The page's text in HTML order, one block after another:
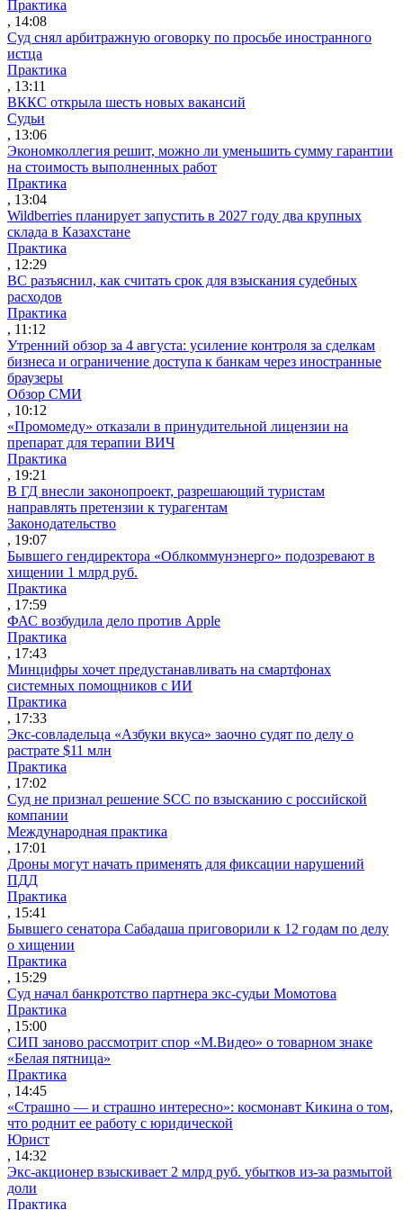
Практика
, 14:08
Суд снял арбитражную оговорку по просьбе иностранного
истца
Практика
, 13:11
ВККС открыла шесть новых вакансий
Судьи
, 13:06
Экономколлегия решит, можно ли уменьшить сумму гарантии
на стоимость выполненных работ
Практика
, 13:04
Wildberries планирует запустить в 2027 году два крупных
склада в Казахстане
Практика
, 12:29
ВС разъяснил, как считать срок для взыскания судебных
расходов
Практика
, 11:12
Утренний обзор за 4 августа: усиление контроля за сделкам
бизнеса и ограничение доступа к банкам через иностранные
браузеры
Обзор СМИ
, 10:12
«Промомеду» отказали в принудительной лицензии на
препарат для терапии ВИЧ
Практика
, 19:21
В ГД внесли законопроект, разрешающий туристам
направлять претензии к турагентам
Законодательство
, 19:07
Бывшего гендиректора «Облкоммунэнерго» подозревают в
хищении 1 млрд руб.
Практика
, 17:59
ФАС возбудила дело против Apple
Практика
, 17:43
Минцифры хочет предустанавливать на смартфонах
системных помощников с ИИ
Практика
, 17:33
Экс-совладельца «Азбуки вкуса» заочно судят по делу о
растрате $11 млн
Практика
, 17:02
Суд не признал решение SCC по взысканию с российской
компании
Международная практика
, 17:01
Дроны могут начать применять для фиксации нарушений
ПДД
Практика
, 15:41
Бывшего сенатора Сабадаша приговорили к 12 годам по делу
о хищении
Практика
, 15:29
Суд начал банкротство партнера экс-судьи Момотова
Практика
, 15:00
СИП заново рассмотрит спор «М.Видео» о товарном знаке
«Белая пятница»
Практика
, 14:45
«Страшно — и страшно интересно»: космонавт Кикина о том,
что роднит ее работу с юридической
Юрист
, 14:32
Экс-акционер взыскивает 2 млрд руб. убытков из-за размытой
доли
Практика